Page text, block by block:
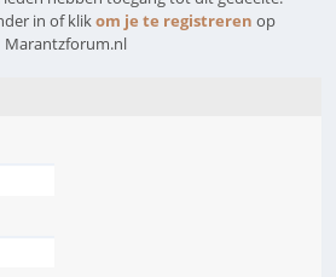
in of klikom je te registreren op
Marantzforum.nl